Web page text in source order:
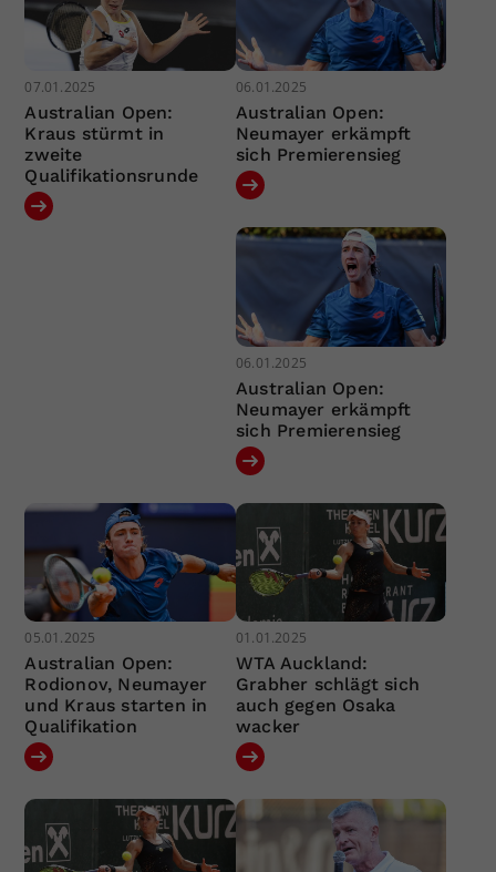
07.01.2025
Australian Open:
Kraus stürmt in
zweite
Qualifikationsrunde
06.01.2025
Australian Open:
Neumayer erkämpft
sich Premierensieg
06.01.2025
Australian Open:
Neumayer erkämpft
sich Premierensieg
05.01.2025
Australian Open:
Rodionov, Neumayer
und Kraus starten in
Qualifikation
01.01.2025
WTA Auckland:
Grabher schlägt sich
auch gegen Osaka
wacker